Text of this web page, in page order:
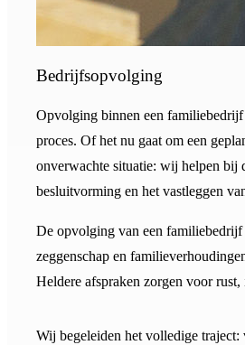
Bedrijfsopvolging
Opvolging binnen een familiebedrijf
proces. Of het nu gaat om een
onverwachte situatie: wij helpen bij
besluitvorming en het vastleggen
De opvolging van een familiebedrijf
zeggenschap en
Heldere afspraken zorgen voor
Wij begeleiden het volledige traject: